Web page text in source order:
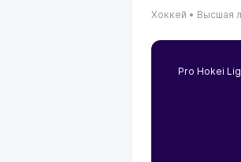
Хоккей • Высшая
Pro Hokei